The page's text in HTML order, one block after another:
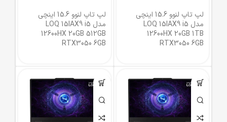
لپ تاپ لنوو 15.6 اینچی
مدل LOQ 15IAX9 i5
12600HX 20GB 1TB
RTX3050 6GB
لپ تاپ لنوو 15.6 اینچی
مدل LOQ 15IAX9 i5
12600HX 20GB 512GB
RTX3050 6GB